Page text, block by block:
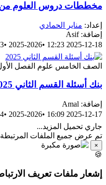
مخططات دروس العلوم من
إعداد: مناير الحمادي
إضافة: Asif
2025-12-18 12:23
•
2025-2026
•
الصف الخامس علوم الفصل
بنك أسئلة القسم الثاني 2025
إضافة: Amal
2025-12-17 16:09
•
2025-2026
•
جاري تحميل المزيد...
تم عرض جميع الملفات المرتبطة
×
🍪
إشعار ملفات تعريف